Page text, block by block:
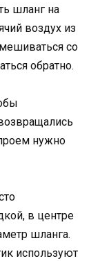
шланг на
воздух из
со
обратно.
нужно
в центре
шланга.
используют